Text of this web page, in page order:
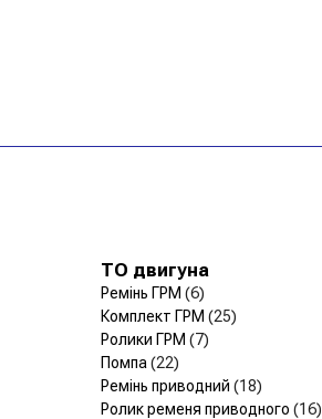
ТО двигуна
Ремінь ГРМ (6)
Комплект ГРМ (25)
Ролики ГРМ (7)
Помпа (22)
Ремінь приводний (18)
Ролик ременя приводного (16)